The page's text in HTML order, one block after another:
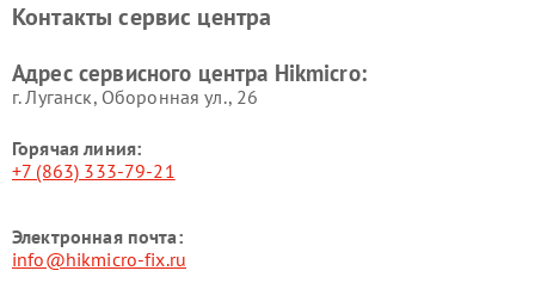
Контакты сервис центра
Адрес сервисного центра Hikmicro:
г. Луганск, Оборонная ул., 26
Горячая линия:
+7 (863) 333-79-21
Электронная почта:
info@hikmicro-fix.ru